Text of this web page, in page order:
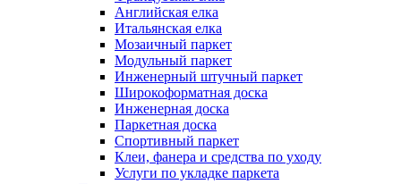
Английская елка
Итальянская елка
Мозаичный паркет
Модульный паркет
Инженерный штучный паркет
Широкоформатная доска
Инженерная доска
Паркетная доска
Спортивный паркет
Клеи, фанера и средства по уходу
Услуги по укладке паркета